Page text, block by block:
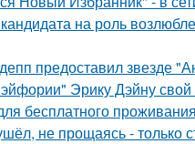
на роль
предоставил звезде
Эрику Дэйну
бесплатного
не прощаясь - только